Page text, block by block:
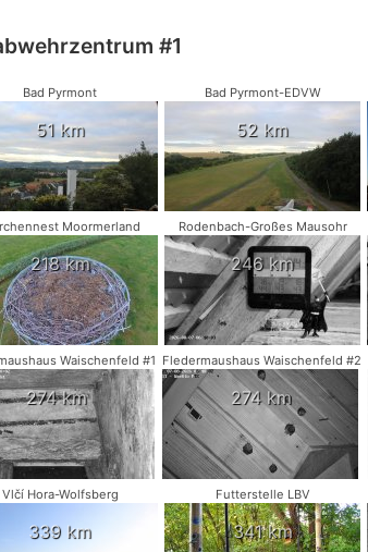
#1
Bad Pyrmont
51 km
Bad Pyrmont-EDVW
52 km
Moormerland
218 km
Rodenbach-Großes Mausohr
246 km
Waischenfeld #1
274 km
Fledermaushaus Waischenfeld #2
274 km
Vlčí Hora-Wolfsberg
339 km
Futterstelle LBV
341 km